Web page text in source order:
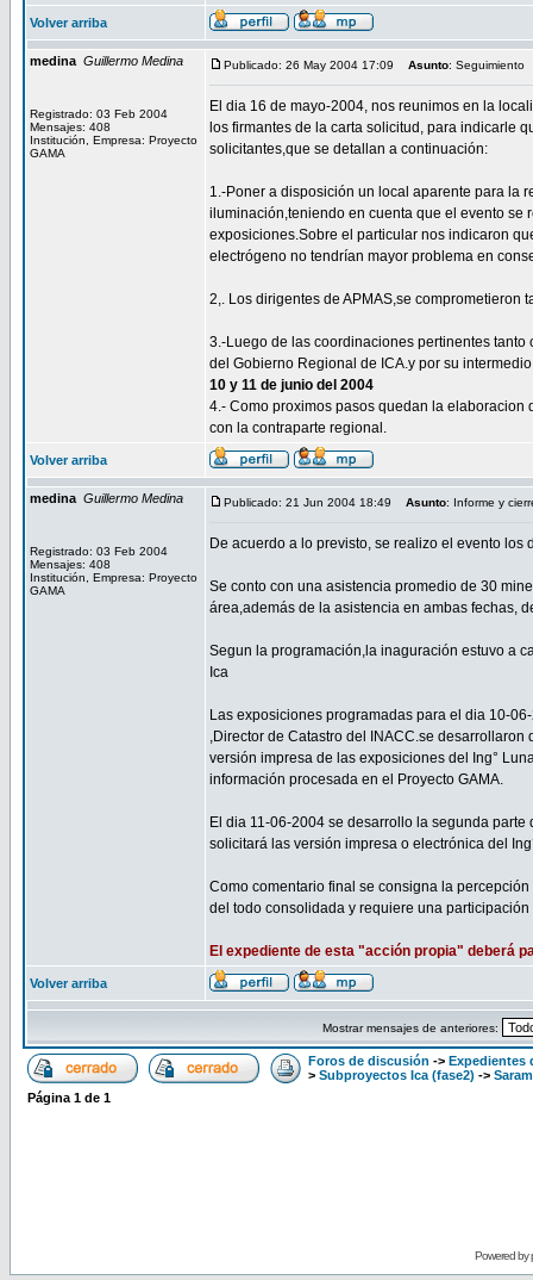
Volver arriba
medina Guillermo Medina
Registrado: 03 Feb 2004
Mensajes: 408
Institución, Empresa: Proyecto
GAMA
Publicado: 26 May 2004 17:09 Asunto: Seguimiento
El dia 16 de mayo-2004, nos reunimos en la
los firmantes de la carta solicitud, para indicarle
solicitantes,que se detallan a continuación:
1.-Poner a disposición un local aparente para la
iluminación,teniendo en cuenta que el evento
exposiciones.Sobre el particular nos indicaron
electrógeno no tendrían mayor problema en
2,. Los dirigentes de APMAS,se
3.-Luego de las coordinaciones pertinentes
del Gobierno Regional de ICA.y por su
10 y 11 de junio del 2004
4.- Como proximos pasos quedan la elaboracion
con la contraparte regional.
Volver arriba
medina Guillermo Medina
Registrado: 03 Feb 2004
Mensajes: 408
Institución, Empresa: Proyecto
GAMA
Publicado: 21 Jun 2004 18:49 Asunto: Informe y
De acuerdo a lo previsto, se realizo el evento los
Se conto con una asistencia promedio de 30
área,además de la asistencia en ambas fechas,
Segun la programación,la inaguración estuvo a
Ica
Las exposiciones programadas para el dia 10-
,Director de Catastro del INACC.se
versión impresa de las exposiciones del Ing°
información procesada en el Proyecto GAMA.
El dia 11-06-2004 se desarrollo la segunda
solicitará las versión impresa o electrónica del
Como comentario final se consigna la
del todo consolidada y requiere una
El expediente de esta "acción propia" deberá
Volver arriba
Mostrar mensajes de anteriores:
Foros de discusión -> Expedientes
> Subproyectos Ica (fase2) ->
Página 1 de 1
Powered by